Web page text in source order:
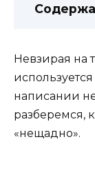
Невзирая на
написании
разберемся,
«нещадно».